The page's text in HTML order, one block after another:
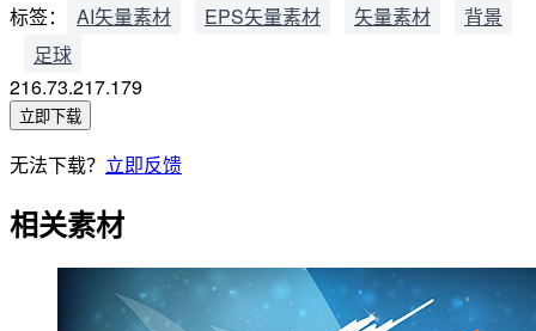
标签： AI矢量素材 EPS矢量素材 矢量素材
背景
足球
216.73.217.179
立即下载
无法下载？ 立即反馈
相关素材